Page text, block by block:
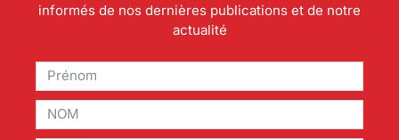
informés de nos dernières publications et de notre
actualité